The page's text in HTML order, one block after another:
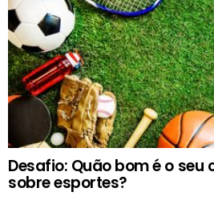
Desafio: Quão bom é o seu
sobre esportes?